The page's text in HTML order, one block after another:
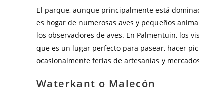
El parque, aunque principalmente está
es hogar de numerosas aves y pequeños
los observadores de aves. En Palmentuin, los
que es un lugar perfecto para pasear, hacer
ocasionalmente ferias de artesanías y
Waterkant o Malecón